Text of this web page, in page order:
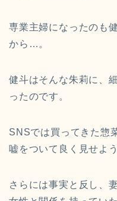
専業主婦になったのも
から…。
健斗はそんな朱莉に、
ったのです。
SNSでは買ってきた惣
嘘をついて良く見せよ
さらには事実と反し、